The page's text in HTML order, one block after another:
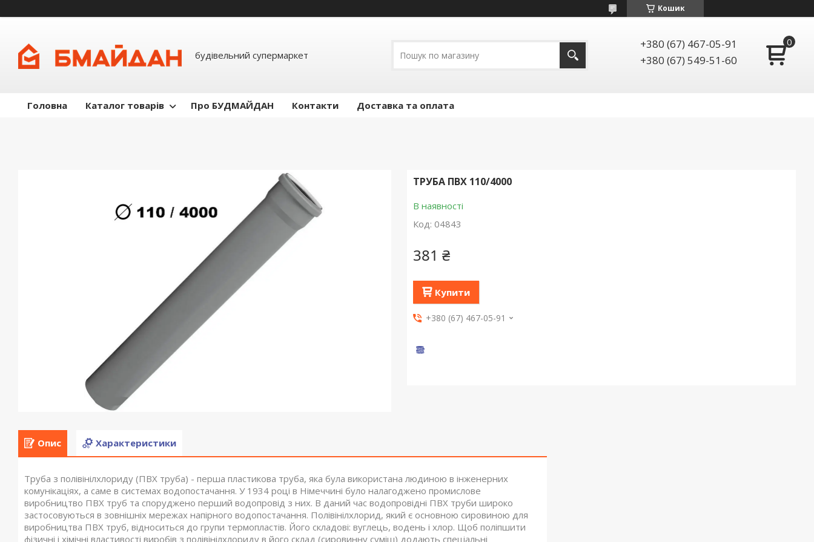
Кошик
будівельний супермаркет
+380 (67) 467-05-91
+380 (67) 549-51-60
Головна Каталог товарів Про БУДМАЙДАН Контакти Доставка та оплата
ТРУБА ПВХ 110/4000
В наявності
Код: 04843
381 ₴
Купити
+380 (67) 467-05-91
Опис Характеристики
Труба з полівінілхлориду (ПВХ труба) - перша пластикова труба, яка була використана людиною в інженерних
комунікаціях, а саме в системах водопостачання. У 1934 році в Німеччині було налагоджено промислове
виробництво ПВХ труб та споруджено перший водопровід з них. В даний час водопровідні ПВХ труби широко
застосовуються в зовнішніх мережах напірного водопостачання. Полівінілхлорид, який є основною сировиною для
виробництва ПВХ труб, відноситься до групи термопластів. Його складові: вуглець, водень і хлор. Щоб поліпшити
фізичні і хімічні властивості виробів з полівінілхлориду в його склад (сировинну суміш) додають спеціальні